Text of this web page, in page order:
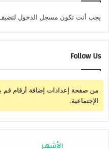
يجب أنت تكون مسجل الدخول
Follow Us
من صفحة إعدادات إضافة أرقام قم
الإجتماعية.
الأشهر